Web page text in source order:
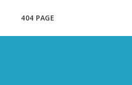
404 PAGE